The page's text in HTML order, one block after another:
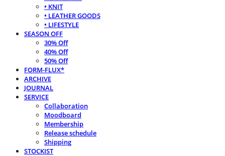
• KNIT
• LEATHER GOODS
• LIFESTYLE
SEASON OFF
30% Off
40% Off
50% Off
FORM-FLUX*
ARCHIVE
JOURNAL
SERVICE
Collaboration
Moodboard
Membership
Release schedule
Shipping
STOCKIST